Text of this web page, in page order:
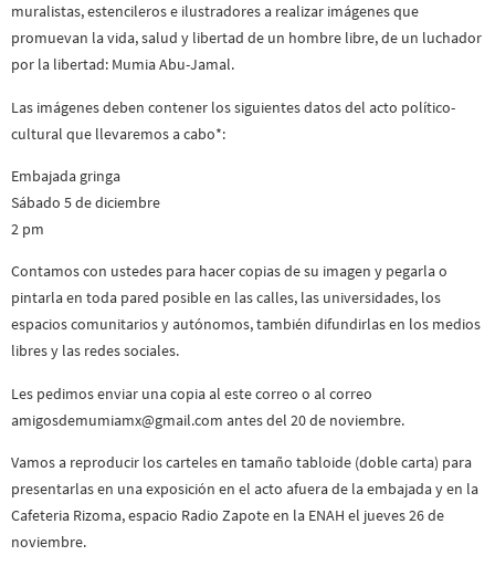
muralistas, estencileros e ilustradores a realizar imágenes que
promuevan la vida, salud y libertad de un hombre libre, de un luchador
por la libertad: Mumia Abu-Jamal.
Las imágenes deben contener los siguientes datos del acto político-
cultural que llevaremos a cabo*:
Embajada gringa
Sábado 5 de diciembre
2 pm
Contamos con ustedes para hacer copias de su imagen y pegarla o
pintarla en toda pared posible en las calles, las universidades, los
espacios comunitarios y autónomos, también difundirlas en los medios
libres y las redes sociales.
Les pedimos enviar una copia al este correo o al correo
amigosdemumiamx@gmail.com antes del 20 de noviembre.
Vamos a reproducir los carteles en tamaño tabloide (doble carta) para
presentarlas en una exposición en el acto afuera de la embajada y en la
Cafeteria Rizoma, espacio Radio Zapote en la ENAH el jueves 26 de
noviembre.